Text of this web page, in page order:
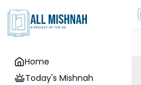
Home
Today's Mishnah